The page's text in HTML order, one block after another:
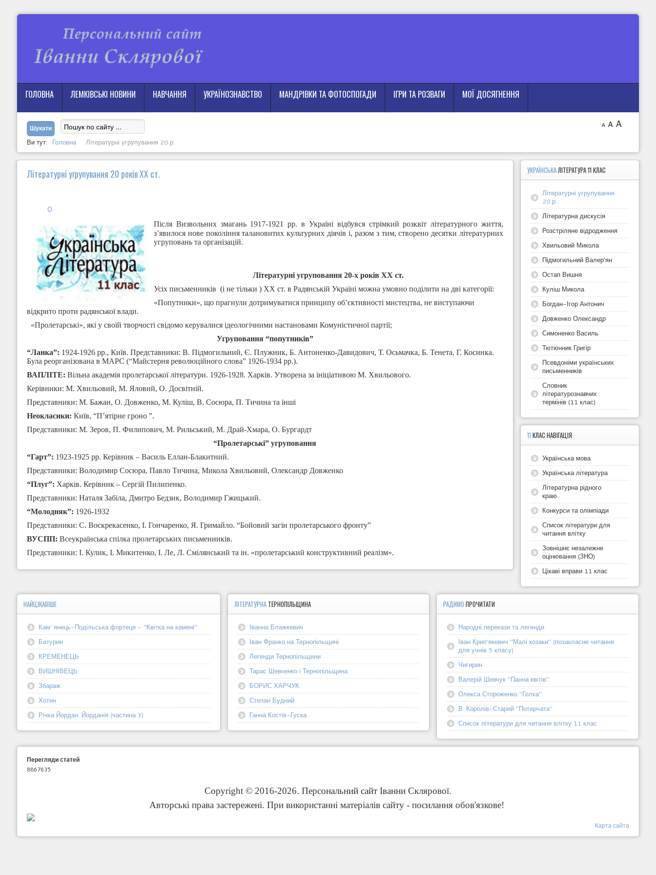
ГОЛОВНА ЛЕМКІВСЬКІ НОВИНИ НАВЧАННЯ УКРАЇНОЗНАВСТВО МАНДРІВКИ ТА ФОТОСПОГАДИ ІГРИ ТА РОЗВАГИ МОЇ ДОСЯГНЕННЯ
Ви тут: Головна Літературні угрупування 20 р.
A A A
Літературні угрупування 20 років ХХ ст.
0
Після Визвольних змагань 1917-1921 рр. в Україні відбувся стрімкий розквіт літературного життя,
з’явилося нове покоління талановитих культурних діячів і, разом з тим, створено десятки літературних
угруповань та організацій.
Літературні угруповання 20-х років ХХ ст.
Усіх письменників (і не тільки ) ХХ ст. в Радянській Україні можна умовно поділити на дві категорії:
«Попутники», що прагнули дотримуватися принципу об’єктивності мистецтва, не виступаючи
відкрито проти радянської влади.
«Пролетарські», які у своїй творчості свідомо керувалися ідеологічними настановами Комуністичної партії;
Угруповання “попутників”
“Ланка”: 1924-1926 рр., Київ. Представники: В. Підмогильний, Є. Плужник, Б. Антоненко-Давидович, Т. Осьмачка, Б. Тенета, Г. Косинка.
Була реорганізована в МАРС (“Майстерня революційного слова” 1926-1934 рр.).
ВАПЛІТЕ: Вільна академія пролетарської літератури. 1926-1928. Харків. Утворена за ініціативою М. Хвильового.
Керівники: М. Хвильовий, М. Яловий, О. Досвітній.
Представники: М. Бажан, О. Довженко, М. Куліш, В. Сосюра, П. Тичина та інші
Неокласики: Київ, “П’ятірне гроно ”.
Представники: М. Зеров, П. Филипович, М. Рильський, М. Драй-Хмара, О. Бургардт
“Пролетарські” угруповання
“Гарт”: 1923-1925 рр. Керівник – Василь Еллан-Блакитний.
Представники: Володимир Сосюра, Павло Тичина, Микола Хвильовий, Олександр Довженко
“Плуг”: Харків. Керівник – Сергій Пилипенко.
Представники: Наталя Забіла, Дмитро Бедзик, Володимир Гжицький.
“Молодняк”: 1926-1932
Представники: С. Воскрекасенко, І. Гончаренко, Я. Гримайло. “Бойовий загін пролетарського фронту”
ВУСПП: Всеукраїнська спілка пролетарських письменників.
Представники: І. Кулик, І. Микитенко, І. Ле, Л. Смілянський та ін. «пролетарський конструктивний реалізм».
УКРАЇНСЬКАЛІТЕРАТУРА 11 КЛАС
Літературні угрупування
20 р.
Літературна дискусія
Розстріляне відродження
Хвильовий Микола
Підмогильний Валер'ян
Остап Вишня
Куліш Микола
Богдан-Ігор Антонич
Довженко Олександр
Симоненко Василь
Тютюнник Григір
Псевдоніми українських
письменників
Словник
літературознавчих
термінів (11 клас)
11КЛАС НАВІГАЦІЯ
Українська мова
Українська література
Літературна рідного
краю
Конкурси та олімпіади
Список літератури для
читання влітку
Зовнішнє незалежне
оцінювання (ЗНО)
Цікаві вправи 11 клас
НАЙЦІКАВІШЕ
Кам`янець-Подільська фортеця - "Квітка на камені"
Батурин
КРЕМЕНЕЦЬ
ВИШНІВЕЦЬ
Збараж
Хотин
Річка Йордан. Йорданія (частина 3)
ЛІТЕРАТУРНА ТЕРНОПІЛЬЩИНА
Іванна Блажкевич
Іван Франко на Тернопільщині
Легенди Тернопільщини
Тарас Шевченко і Тернопільщина
БОРИС ХАРЧУК
Степан Будний
Ганна Костів-Гуска
РАДИМОПРОЧИТАТИ
Народні перекази та легенди
Іван Крип'якевич "Малі козаки" (позакласне читання
для учнів 5 класу)
Чигирин
Валерій Шевчук "Панна квітів"
Олекса Стороженко "Голка"
В. Королів-Старий "Потерчата"
Список літератури для читання влітку 11 клас
Перегляди статей
8867635
Copyright © 2016-2026. Персональний сайт Іванни Склярової.
Авторські права застережені. При використанні матеріалів сайту - посилання обов'язкове!
Карта сайта